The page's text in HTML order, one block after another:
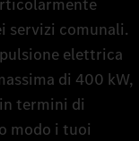
servizi comunali.
elettrica
di 400 kW,
termini di
modo i tuoi